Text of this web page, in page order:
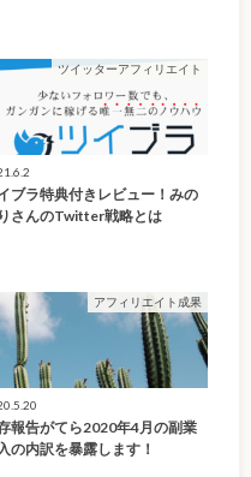
ツイッターアフィリエイト
ブラ特典付きレビュー！みの
さんのTwitter戦略とは
アフィリエイト成果
報告がてら2020年4月の副業
の内訳を暴露します！